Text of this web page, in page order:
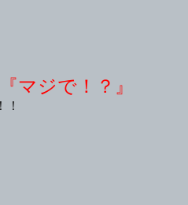
マジで！？』